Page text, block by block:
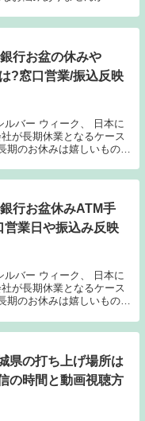
行お盆の休みや
?窓口営業/振込反映
バー ウィーク、 日本に
が長期休業となるケース
のお休みは嬉しいもので
行お盆休みATM手
営業日や振込み反映
バー ウィーク、 日本に
が長期休業となるケース
期のお休みは嬉しいもので
県の打ち上げ場所は
の時間と動画視聴方